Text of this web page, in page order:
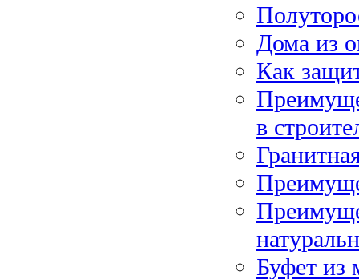
Дома из
Как
в
Буфет из